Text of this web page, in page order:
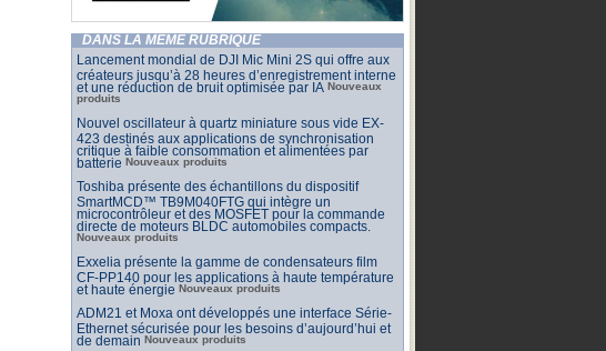
DANS LA MÊME RUBRIQUE
Lancement mondial de DJI Mic Mini 2S qui offre aux
créateurs jusqu’à 28 heures d’enregistrement interne
et une réduction de bruit optimisée par IA Nouveaux
produits
Nouvel oscillateur à quartz miniature sous vide EX-
423 destinés aux applications de synchronisation
critique à faible consommation et alimentées par
batterie Nouveaux produits
Toshiba présente des échantillons du dispositif
SmartMCD™ TB9M040FTG qui intègre un
microcontrôleur et des MOSFET pour la commande
directe de moteurs BLDC automobiles compacts.
Nouveaux produits
Exxelia présente la gamme de condensateurs film
CF-PP140 pour les applications à haute température
et haute énergie Nouveaux produits
ADM21 et Moxa ont développés une interface Série-
Ethernet sécurisée pour les besoins d’aujourd’hui et
de demain Nouveaux produits